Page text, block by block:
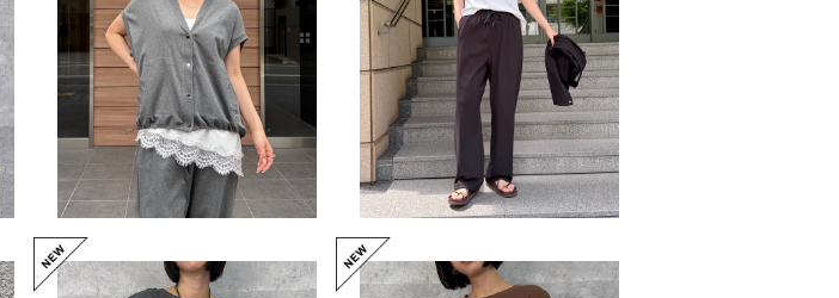
フライスカーディガン（NO.8
5262946）
¥12,100
フライストラックパンツ（N
O.85262617）
¥12,100